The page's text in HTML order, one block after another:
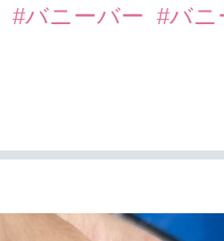
#バニーバー #バ